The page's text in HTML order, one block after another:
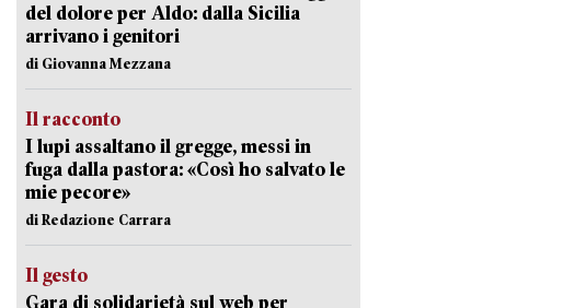
del dolore per Aldo: dalla Sicilia
arrivano i genitori
di Giovanna Mezzana
Il racconto
I lupi assaltano il gregge, messi in
fuga dalla pastora: «Così ho salvato le
mie pecore»
di Redazione Carrara
Il gesto
Gara di solidarietà sul web per